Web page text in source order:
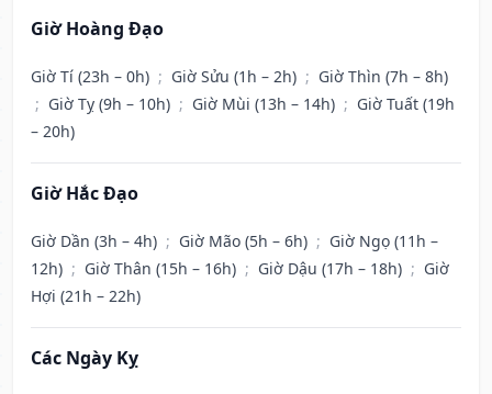
Giờ Hoàng Đạo
Giờ Tí (23h – 0h) ; Giờ Sửu (1h – 2h) ; Giờ Thìn (7h – 8h)
; Giờ Tỵ (9h – 10h) ; Giờ Mùi (13h – 14h) ; Giờ Tuất (19h
– 20h)
Giờ Hắc Đạo
Giờ Dần (3h – 4h) ; Giờ Mão (5h – 6h) ; Giờ Ngọ (11h –
12h) ; Giờ Thân (15h – 16h) ; Giờ Dậu (17h – 18h) ; Giờ
Hợi (21h – 22h)
Các Ngày Kỵ